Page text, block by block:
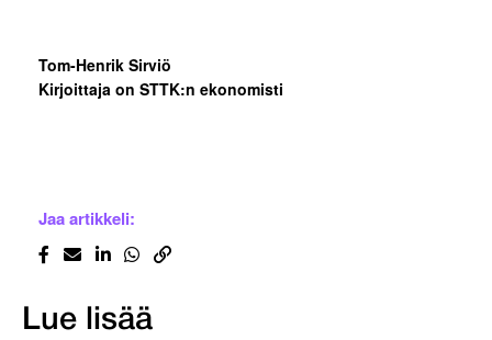
Tom-Henrik Sirviö
Kirjoittaja on STTK:n ekonomisti
Jaa artikkeli:
Lue lisää